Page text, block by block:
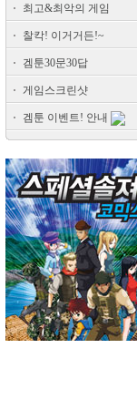
최고&최악의 게임
찰칵! 이거거든!~
겜툰30문30답
게임스크린샷
겜툰 이벤트! 안내